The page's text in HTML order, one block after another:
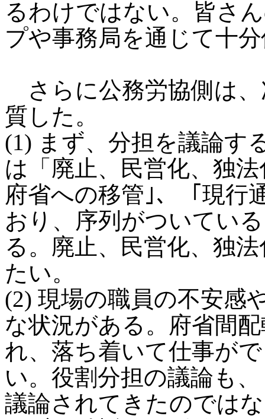
るわけではない。皆さ
プや事務局を通じて十
さらに公務労協側は
質した。
(1) まず、分担を議論す
は「廃止、民営化、独
府省への移管｣、「現行
おり、序列がついてい
る。廃止、民営化、独
たい。
(2) 現場の職員の不安感
な状況がある。府省間
れ、落ち着いて仕事が
い。役割分担の議論も
議論されてきたのでは